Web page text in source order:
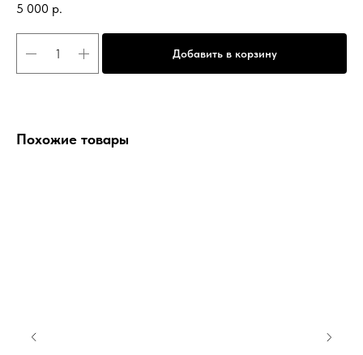
5 000 р.
Добавить в корзину
Похожие товары